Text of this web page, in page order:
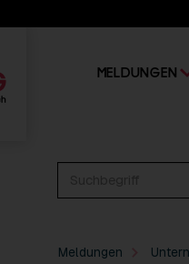
MELDUNGEN
Meldungen